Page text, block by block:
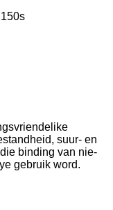
suur- en
binding van nie-
gebruik word.